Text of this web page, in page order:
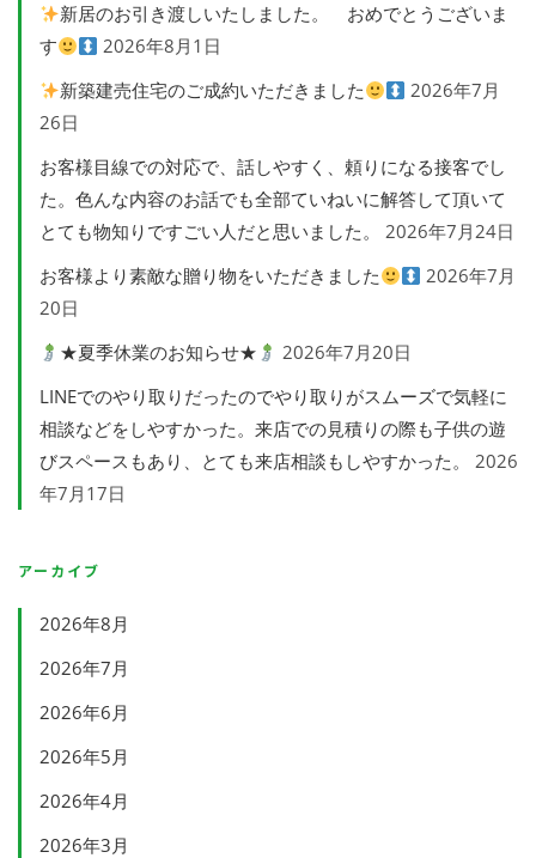
新居のお引き渡しいたしました。 おめでとうございま
す
2026年8月1日
新築建売住宅のご成約いただきました
2026年7月
26日
お客様目線での対応で、話しやすく、頼りになる接客でし
た。色んな内容のお話でも全部ていねいに解答して頂いて
とても物知りですごい人だと思いました。
2026年7月24日
お客様より素敵な贈り物をいただきました
2026年7月
20日
★夏季休業のお知らせ★
2026年7月20日
LINEでのやり取りだったのでやり取りがスムーズで気軽に
相談などをしやすかった。来店での見積りの際も子供の遊
びスペースもあり、とても来店相談もしやすかった。
2026
年7月17日
アーカイブ
2026年8月
2026年7月
2026年6月
2026年5月
2026年4月
2026年3月